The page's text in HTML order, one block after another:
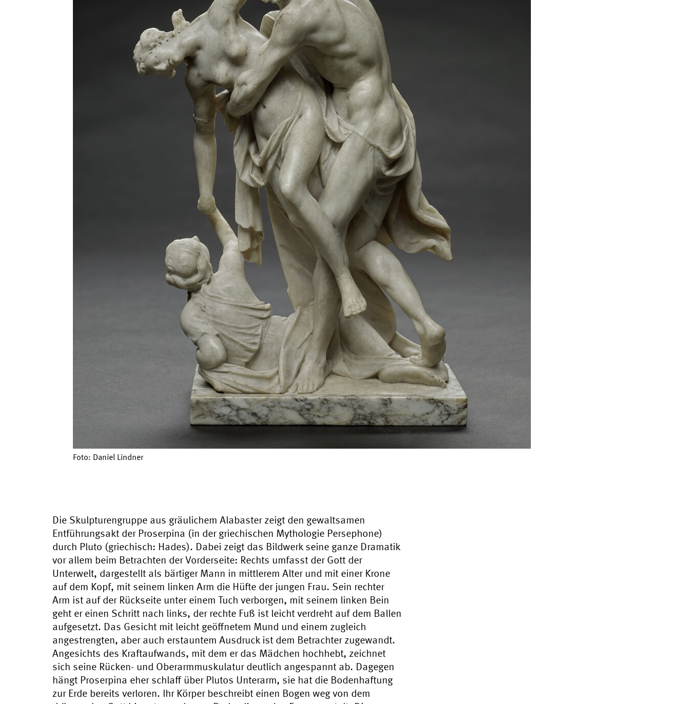
Foto: Daniel Lindner
Die Skulpturengruppe aus gräulichem Alabaster zeigt den gewaltsamen
Entführungsakt der Proserpina (in der griechischen Mythologie Persephone)
durch Pluto (griechisch: Hades). Dabei zeigt das Bildwerk seine ganze Dramatik
vor allem beim Betrachten der Vorderseite: Rechts umfasst der Gott der
Unterwelt, dargestellt als bärtiger Mann in mittlerem Alter und mit einer Krone
auf dem Kopf, mit seinem linken Arm die Hüfte der jungen Frau. Sein rechter
Arm ist auf der Rückseite unter einem Tuch verborgen, mit seinem linken Bein
geht er einen Schritt nach links, der rechte Fuß ist leicht verdreht auf dem Ballen
aufgesetzt. Das Gesicht mit leicht geöffnetem Mund und einem zugleich
angestrengten, aber auch erstauntem Ausdruck ist dem Betrachter zugewandt.
Angesichts des Kraftaufwands, mit dem er das Mädchen hochhebt, zeichnet
sich seine Rücken- und Oberarmmuskulatur deutlich angespannt ab. Dagegen
hängt Proserpina eher schlaff über Plutos Unterarm, sie hat die Bodenhaftung
zur Erde bereits verloren. Ihr Körper beschreibt einen Bogen weg von dem